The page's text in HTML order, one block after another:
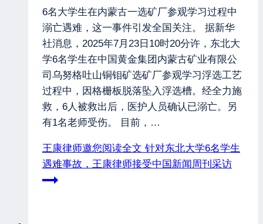
6名大学生在内蒙古一选矿厂参观学习过程中
溺亡遇难，这一事件引发全国关注。 据新华
社消息，2025年7月23日10时20分许，东北大
学6名学生在中国黄金集团内蒙古矿业有限公
司乌努格吐山铜钼矿选矿厂参观学习浮选工艺
过程中，因格栅板脱落坠入浮选槽。经全力施
救，6人被救出后，医护人员确认已溺亡。另
有1名老师受伤。 目前，…
王康律师邀您阅读全文 针对东北大学6名学生
遇难事故，王康律师接受中国新闻周刊采访